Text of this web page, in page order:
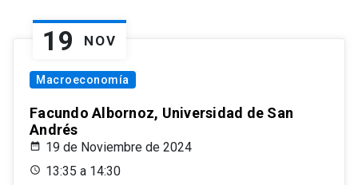
19 NOV
Macroeconomía
Facundo Albornoz, Universidad de San
Andrés
19 de Noviembre de 2024
13:35 a 14:30